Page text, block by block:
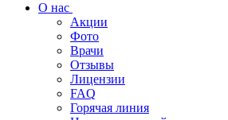
О нас
Акции
Фото
Врачи
Отзывы
Лицензии
FAQ
Горячая линия